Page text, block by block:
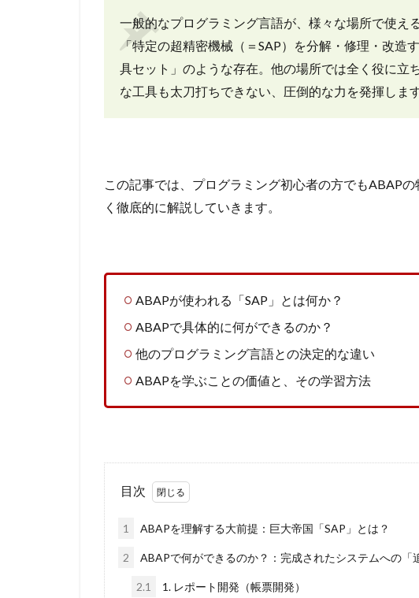
一般的なプログラミング言語が、様々な場所で使え
「特定の超精密機械（＝SAP）を分解・修理・改造
具セット」のような存在。他の場所では全く役に立
な工具も太刀打ちできない、圧倒的な力を発揮します
この記事では、プログラミング初心者の方でもABAP
く徹底的に解説していきます。
ABAPが使われる「SAP」とは何か？
ABAPで具体的に何ができるのか？
他のプログラミング言語との決定的な違い
ABAPを学ぶことの価値と、その学習方法
目次
1 ABAPを理解する大前提：巨大帝国「SAP」とは？
2 ABAPで何ができるのか？：完成されたシステムへの「
2.1 1. レポート開発（帳票開発）